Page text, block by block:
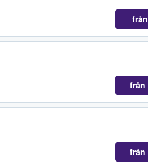
från
från
från